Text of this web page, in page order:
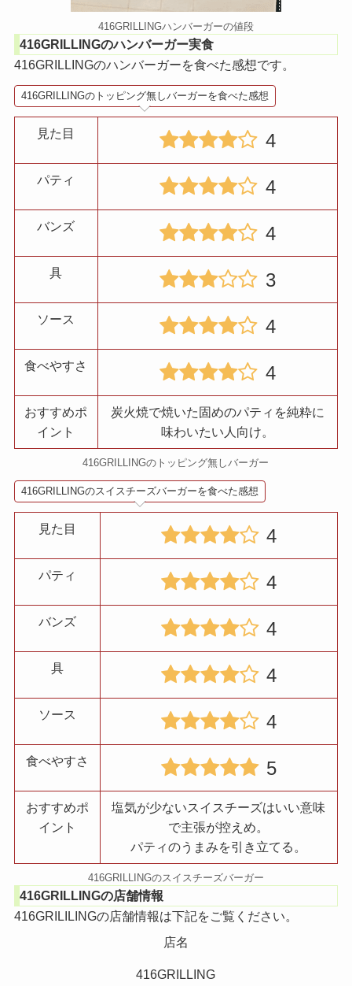
416GRILLINGハンバーガーの値段
416GRILLINGのハンバーガー実食
416GRILLINGのハンバーガーを食べた感想です。
416GRILLINGのトッピング無しバーガーを食べた感想
見た目 4
パティ 4
バンズ 4
具 3
ソース 4
食べやすさ 4
おすすめポ
イント
炭火焼で焼いた固めのパティを純粋に
味わいたい人向け。
416GRILLINGのトッピング無しバーガー
416GRILLINGのスイスチーズバーガーを食べた感想
見た目 4
パティ 4
バンズ 4
具 4
ソース 4
食べやすさ 5
おすすめポ
イント
塩気が少ないスイスチーズはいい意味
で主張が控えめ。
パティのうまみを引き立てる。
416GRILLINGのスイスチーズバーガー
416GRILLINGの店舗情報
416GRILILINGの店舗情報は下記をご覧ください。
店名
416GRILLING